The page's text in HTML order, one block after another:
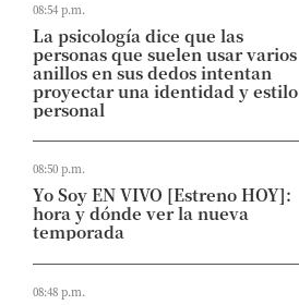
08:54 p.m.
La psicología dice que las
personas que suelen usar varios
anillos en sus dedos intentan
proyectar una identidad y estilo
personal
08:50 p.m.
Yo Soy EN VIVO [Estreno HOY]:
hora y dónde ver la nueva
temporada
08:48 p.m.